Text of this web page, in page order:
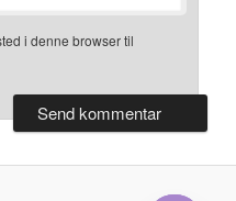
i denne browser til